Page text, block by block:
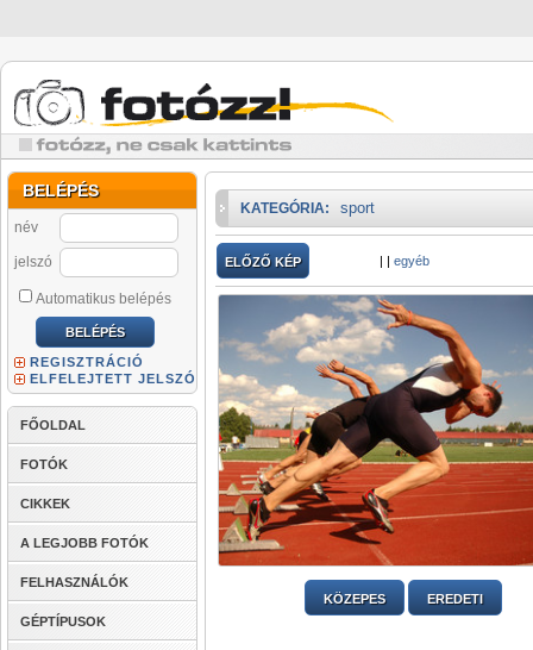
BELÉPÉS
név
jelszó
Automatikus belépés
REGISZTRÁCIÓ
ELFELEJTETT JELSZÓ
FŐOLDAL
FOTÓK
CIKKEK
A LEGJOBB FOTÓK
FELHASZNÁLÓK
GÉPTÍPUSOK
KATEGÓRIA: sport
ELŐZŐ KÉP | | egyéb
KÖZEPES EREDETI